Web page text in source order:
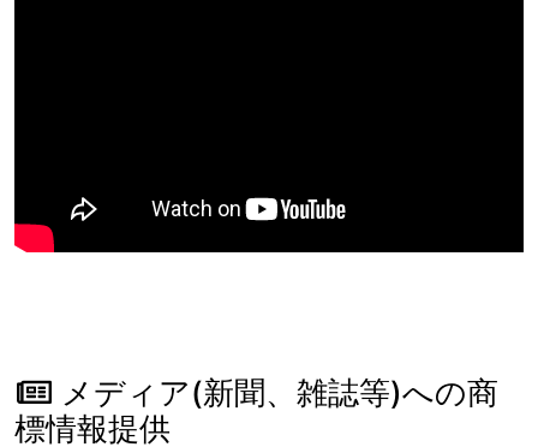
メディア(新聞、雑誌等)への商
標情報提供